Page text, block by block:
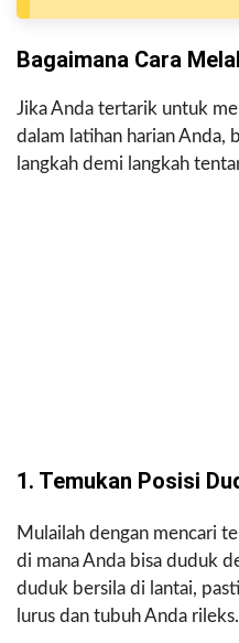
Bagaimana Cara
Jika Anda tertarik untuk
dalam latihan harian Anda,
langkah demi langkah
1. Temukan Posisi
Mulailah dengan mencari
di mana Anda bisa duduk
duduk bersila di lantai,
lurus dan tubuh Anda rileks.